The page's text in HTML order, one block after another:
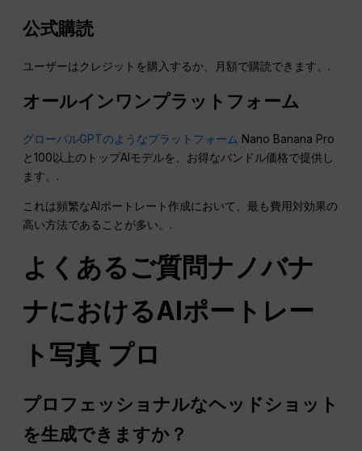
公式購読
ユーザーはクレジットを購入するか、月額で購読できます。.
オールインワンプラットフォーム
グローバルGPTのようなプラットフォーム Nano Banana Pro
と100以上のトップAIモデルを、お得なバンドル価格で提供し
ます。.
これは頻繁なAIポートレート作成において、最も費用対効果の
高い方法であることが多い。.
よくあるご質問ナノバナ
ナにおけるAIポートレー
ト写真 プロ
プロフェッショナルなヘッドショット
を生成できますか？